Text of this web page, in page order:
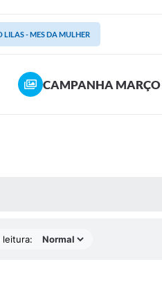
- MES DA MULHER
CAMPANHA MARÇO
leitura: